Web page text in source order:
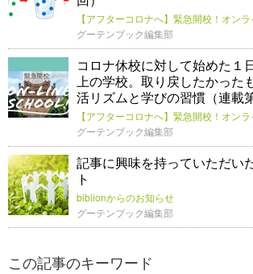
【アフターコロナへ】緊急開校！オン
グーテンブック編集部
コロナ休校に対して始めた１
上の学校。取り戻したかった
活リズムと学びの習慣（連載
【アフターコロナへ】緊急開校！オン
グーテンブック編集部
記事に興味を持っていただい
ト
biblionからのお知らせ
グーテンブック編集部
この記事のキーワード